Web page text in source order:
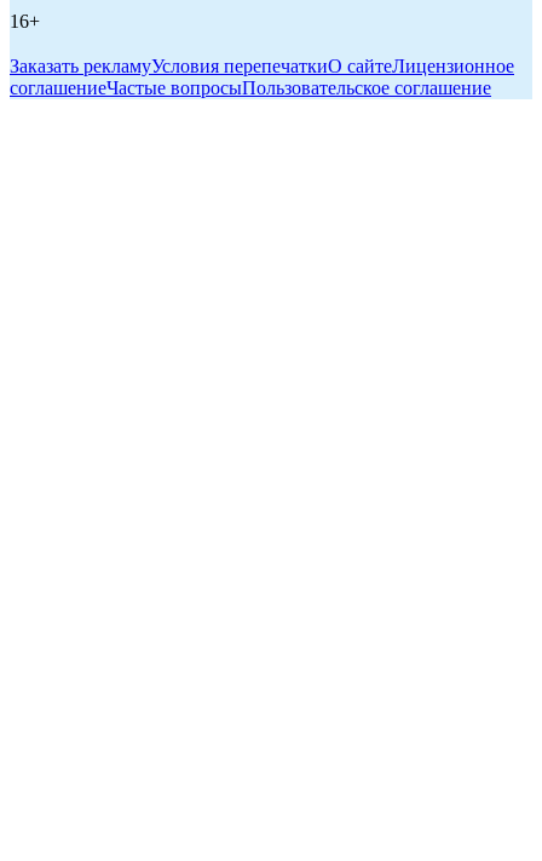
16+
Заказать рекламуУсловия перепечаткиО сайтеЛицензионное
соглашениеЧастые вопросыПользовательское соглашение